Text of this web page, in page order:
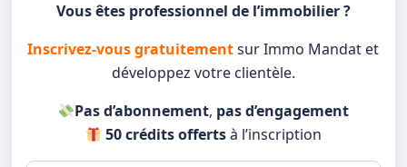
Vous êtes professionnel de l’immobilier ?
Inscrivez-vous gratuitementsur Immo Mandat et
développez votre clientèle.
Pas d’abonnement, pas d’engagement
50 crédits offertsà l’inscription